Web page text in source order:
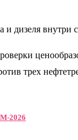
дизеля
трех
2026